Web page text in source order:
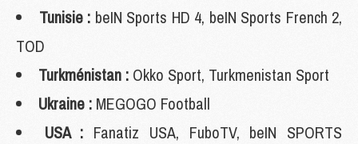
Tunisie : beIN Sports HD 4, beIN Sports French 2,
TOD
Turkménistan : Okko Sport, Turkmenistan Sport
Ukraine : MEGOGO Football
USA : Fanatiz USA, FuboTV, beIN SPORTS